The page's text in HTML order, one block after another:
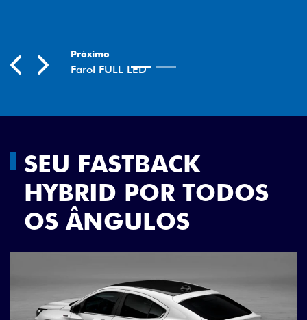
SEU FASTBACK
HYBRID POR TODOS
OS ÂNGULOS